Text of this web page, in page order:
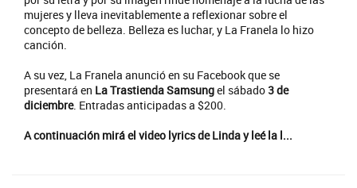
mujeres y lleva inevitablemente a reflexionar sobre el
concepto de belleza. Belleza es luchar, y La Franela lo hizo
canción.
A su vez, La Franela anunció en su Facebook que se
presentará en La Trastienda Samsungel sábado 3 de
diciembre. Entradas anticipadas a $200.
A continuación mirá el video lyrics de Linda y leé la l...